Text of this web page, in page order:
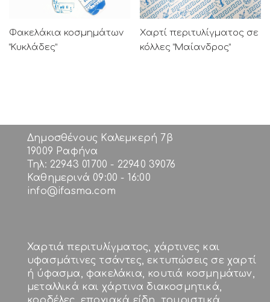
Φακελάκια κοσμημάτων
“Κυκλάδες”
Χαρτί περιτυλίγματος σε
κόλλες “Μαίανδρος”
Δημοσθένους Καλεμκερή 7β
19009 Ραφήνα
Τηλ: 22943 01700 - 22940 39076
Καθημερινά 09:00 - 16:00
info@ifasma.com
Χαρτιά περιτυλίγματος, χάρτινες και
υφασμάτινες τσάντες, εκτυπώσεις σε χαρτί
ή ύφασμα, φακελάκια, κουτιά κοσμημάτων,
μεταλλικά και χάρτινα διακοσμητικά,